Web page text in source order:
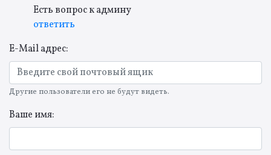
Есть вопрос к админу
ответить
E-Mail адрес:
Другие пользователи его не будут видеть.
Ваше имя: